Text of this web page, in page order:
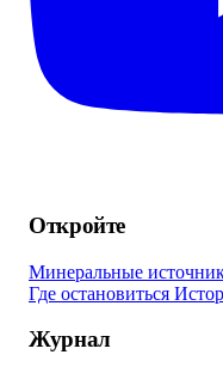
Откройте
Минеральные
Где остановиться
Журнал